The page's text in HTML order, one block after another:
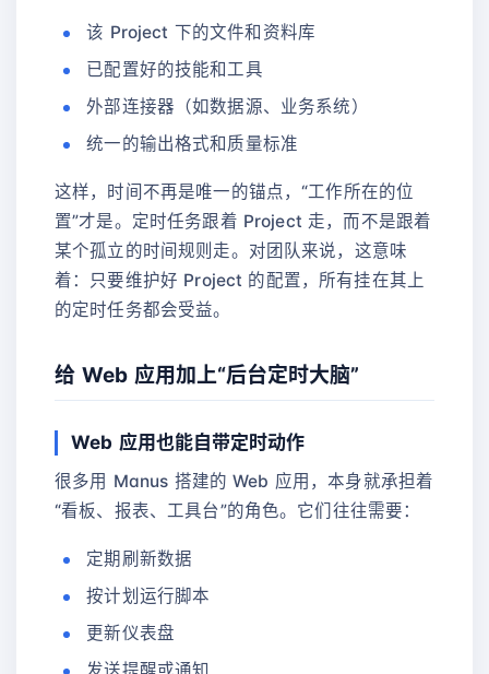
该 Project 下的文件和资料库
已配置好的技能和工具
外部连接器（如数据源、业务系统）
统一的输出格式和质量标准
这样，时间不再是唯一的锚点，“工作所在的位
置”才是。定时任务跟着 Project 走，而不是跟着
某个孤立的时间规则走。对团队来说，这意味
着：只要维护好 Project 的配置，所有挂在其上
的定时任务都会受益。
给 Web 应用加上“后台定时大脑”
Web 应用也能自带定时动作
很多用 Manus 搭建的 Web 应用，本身就承担着
“看板、报表、工具台”的角色。它们往往需要：
定期刷新数据
按计划运行脚本
更新仪表盘